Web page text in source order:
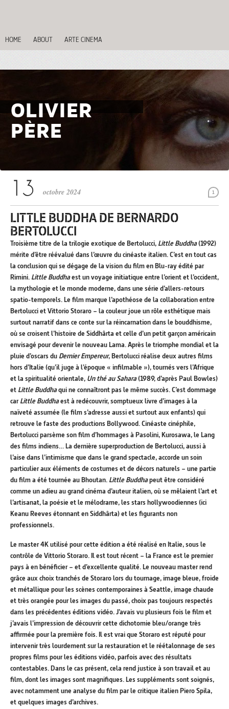
HOME ABOUT ARTE CINEMA
OLIVIER
PÈRE
1
octobre 2024
LITTLE BUDDHA DE BERNARDO
BERTOLUCCI
Troisième titre de la trilogie exotique de Bertolucci, Little Buddha(1992)
mérite d’être réévalué dans l’œuvre du cinéaste italien. C’est en tout cas
la conclusion qui se dégage de la vision du film en Blu-ray édité par
Rimini. Little Buddhaest un voyage initiatique entre l’orient et l’occident,
la mythologie et le monde moderne, dans une série d’allers-retours
spatio-temporels. Le film marque l’apothéose de la collaboration entre
Bertolucci et Vittorio Storaro – la couleur joue un rôle esthétique mais
surtout narratif dans ce conte sur la réincarnation dans le bouddhisme,
où se croisent l’histoire de Siddhârta et celle d’un petit garçon américain
envisagé pour devenir le nouveau Lama. Après le triomphe mondial et la
pluie d’oscars du Dernier Empereur, Bertolucci réalise deux autres films
hors d’Italie (qu’il juge à l’époque « infilmable »), tournés vers l’Afrique
et la spiritualité orientale, Un thé au Sahara(1989, d’après Paul Bowles)
et Little Buddhaqui ne connaîtront pas le même succès. C’est dommage
carLittle Buddhaest à redécouvrir, somptueux livre d’images à la
naïveté assumée (le film s’adresse aussi et surtout aux enfants) qui
retrouve le faste des productions Bollywood. Cinéaste cinéphile,
Bertolucci parsème son film d’hommages à Pasolini, Kurosawa, le Lang
des films indiens… La dernière superproduction de Bertolucci, aussi à
l’aise dans l’intimisme que dans le grand spectacle, accorde un soin
particulier aux éléments de costumes et de décors naturels – une partie
du film a été tournée au Bhoutan. Little Buddhapeut être considéré
comme un adieu au grand cinéma d’auteur italien, où se mêlaient l’art et
l’artisanat, la poésie et le mélodrame, les stars hollywoodiennes (ici
Keanu Reeves étonnant en Siddhârta) et les figurants non
professionnels.
Le master 4K utilisé pour cette édition a été réalisé en Italie, sous le
contrôle de Vittorio Storaro. Il est tout récent – la France est le premier
pays à en bénéficier – et d’excellente qualité. Le nouveau master rend
grâce aux choix tranchés de Storaro lors du tournage, image bleue, froide
et métallique pour les scènes contemporaines à Seattle, image chaude
et très orangée pour les images du passé, choix pas toujours respectés
dans les précédentes éditions vidéo. J’avais vu plusieurs fois le film et
j’avais l’impression de découvrir cette dichotomie bleu/orange très
affirmée pour la première fois. Il est vrai que Storaro est réputé pour
intervenir très lourdement sur la restauration et le réétalonnage de ses
propres films pour les éditions vidéo, parfois avec des résultats
contestables. Dans le cas présent, cela rend justice à son travail et au
film, dont les images sont magnifiques. Les suppléments sont soignés,
avec notamment une analyse du film par le critique italien Piero Spila,
et quelques images d’archives.